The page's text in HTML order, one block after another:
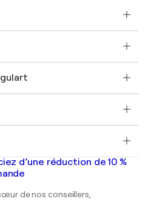
commercial
original
d’une réduction de 10 %
de nos conseillers,